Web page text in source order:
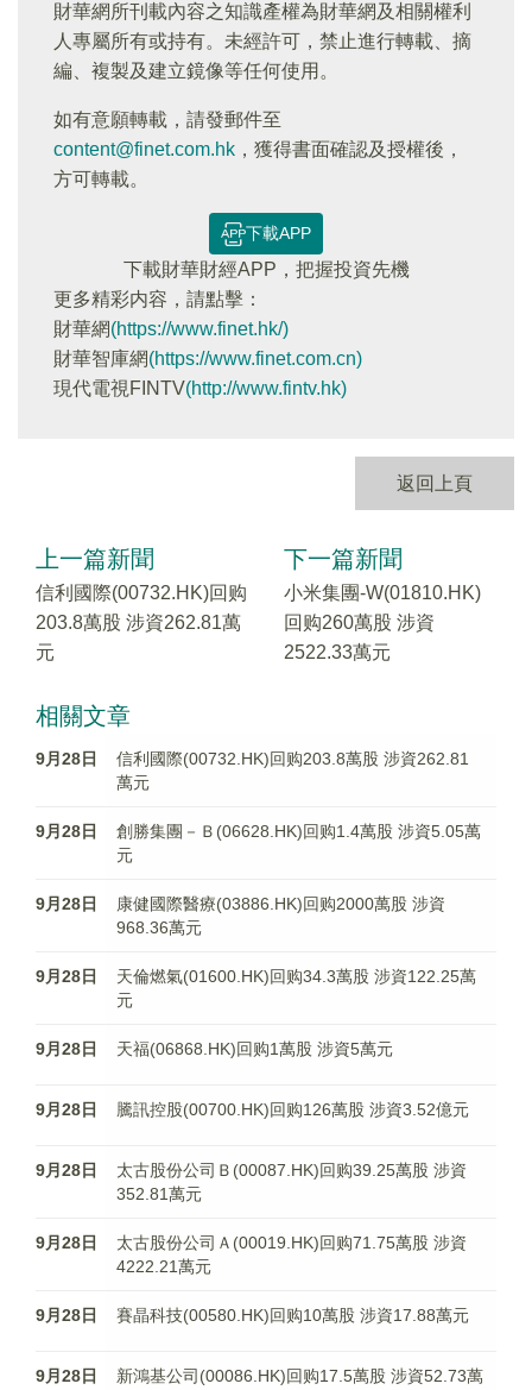
財華網所刊載內容之知識產權為財華網及相關權利
人專屬所有或持有。未經許可，禁止進行轉載、摘
編、複製及建立鏡像等任何使用。
如有意願轉載，請發郵件至
content@finet.com.hk ，獲得書面確認及授權後，
方可轉載。
下載APP
下載財華財經APP，把握投資先機
更多精彩内容，請點擊：
財華網(https://www.finet.hk/)
財華智庫網(https://www.finet.com.cn)
現代電視FINTV(http://www.fintv.hk)
返回上頁
上一篇新聞
信利國際(00732.HK)回购
203.8萬股 涉資262.81萬
元
下一篇新聞
小米集團-W(01810.HK)
回购260萬股 涉資
2522.33萬元
相關文章
9月28日
信利國際(00732.HK)回购203.8萬股 涉資262.81
萬元
9月28日
創勝集團－Ｂ(06628.HK)回购1.4萬股 涉資5.05萬
元
9月28日
康健國際醫療(03886.HK)回购2000萬股 涉資
968.36萬元
9月28日
天倫燃氣(01600.HK)回购34.3萬股 涉資122.25萬
元
9月28日 天福(06868.HK)回购1萬股 涉資5萬元
9月28日 騰訊控股(00700.HK)回购126萬股 涉資3.52億元
9月28日
太古股份公司Ｂ(00087.HK)回购39.25萬股 涉資
352.81萬元
9月28日
太古股份公司Ａ(00019.HK)回购71.75萬股 涉資
4222.21萬元
9月28日 賽晶科技(00580.HK)回购10萬股 涉資17.88萬元
9月28日
新鴻基公司(00086.HK)回购17.5萬股 涉資52.73萬